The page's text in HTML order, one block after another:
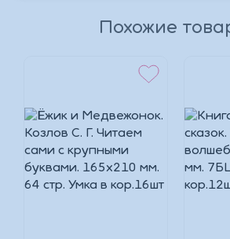
Похожие